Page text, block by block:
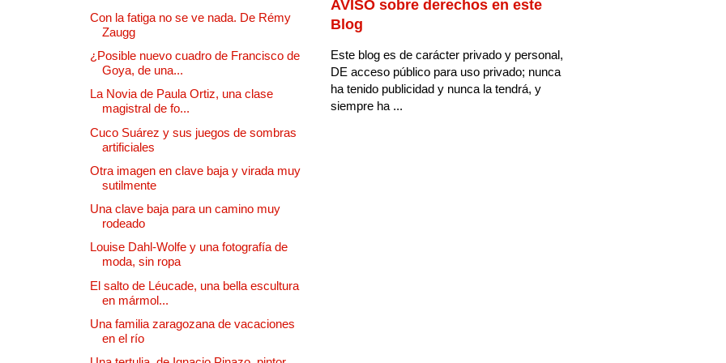
Con la fatiga no se ve nada. De Rémy
Zaugg
¿Posible nuevo cuadro de Francisco de
Goya, de una...
La Novia de Paula Ortiz, una clase
magistral de fo...
Cuco Suárez y sus juegos de sombras
artificiales
Otra imagen en clave baja y virada muy
sutilmente
Una clave baja para un camino muy
rodeado
Louise Dahl-Wolfe y una fotografía de
moda, sin ropa
El salto de Léucade, una bella escultura
en mármol...
Una familia zaragozana de vacaciones
en el río
AVISO sobre derechos en este
Blog
Este blog es de carácter privado y personal,
DE acceso público para uso privado; nunca
ha tenido publicidad y nunca la tendrá, y
siempre ha ...